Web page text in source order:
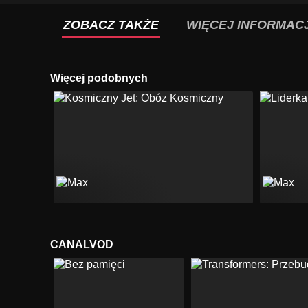
ZOBACZ TAKŻE WIĘCEJ
Więcej podobnych
CANALVOD